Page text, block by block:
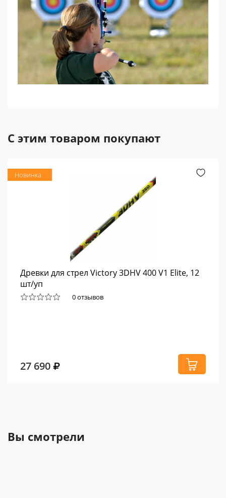
С этим товаром покупают
Новинка
Древки для стрел Victory 3DHV 400 V1 Elite, 12
шт/уп
0 отзывов
27 690
Вы смотрели